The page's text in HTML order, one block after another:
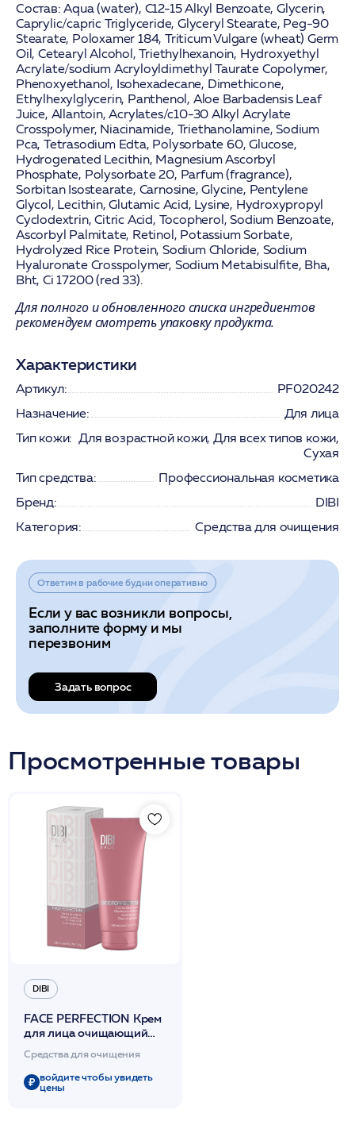
Состав: Aqua (water), C12-15 Alkyl Benzoate, Glycerin,
Caprylic/capric Triglyceride, Glyceryl Stearate, Peg-90
Stearate, Poloxamer 184,Triticum Vulgare (wheat) Germ
Oil, Cetearyl Alcohol, Triethylhexanoin, Hydroxyethyl
Acrylate/sodium Acryloyldimethyl Taurate Copolymer,
Phenoxyethanol, Isohexadecane, Dimethicone,
Ethylhexylglycerin, Panthenol, Aloe Barbadensis Leaf
Juice, Allantoin, Acrylates/c10-30 Alkyl Acrylate
Crosspolymer, Niacinamide, Triethanolamine, Sodium
Pca, Tetrasodium Edta, Polysorbate 60, Glucose,
Hydrogenated Lecithin, Magnesium Ascorbyl
Phosphate, Polysorbate 20, Parfum (fragrance),
Sorbitan Isostearate, Carnosine, Glycine, Pentylene
Glycol, Lecithin,Glutamic Acid, Lysine, Hydroxypropyl
Cyclodextrin, Citric Acid, Tocopherol, Sodium Benzoate,
Ascorbyl Palmitate, Retinol, Potassium Sorbate,
Hydrolyzed Rice Protein, Sodium Chloride, Sodium
Hyaluronate Crosspolymer, Sodium Metabisulfite, Bha,
Bht, Ci 17200 (red 33).
Для полного и обновленного списка ингредиентов
рекомендуем смотреть упаковку продукта.
Характеристики
Артикул:
PF020242
Назначение:
Для лица
Тип кожи: Для возрастной кожи, Для всех типов кожи,
Сухая
Тип средства:
Профессиональная косметика
Бренд:
DIBI
Категория:
Средства для очищения
Ответим в рабочие будни оперативно
Если у вас возникли вопросы,
заполните форму и мы
перезвоним
Задать вопрос
Просмотренные товары
DIBI
FACE PERFECTION Крем
для лица очищающий
«Экстремальная
молодость» 200 мл /DIBI
Средства для очищения
войдите чтобы увидеть
цены